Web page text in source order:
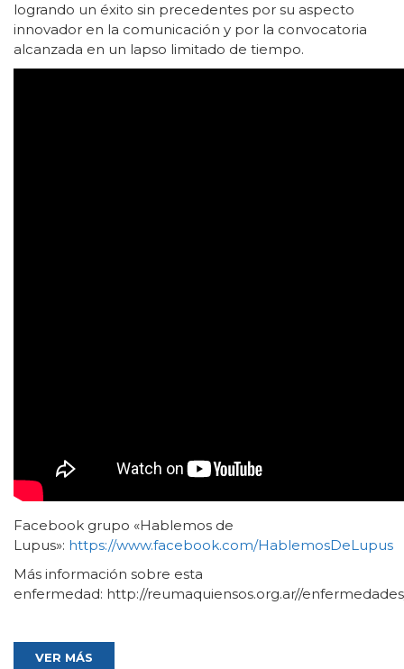
logrando un éxito sin precedentes por su aspecto
innovador en la comunicación y por la convocatoria
alcanzada en un lapso limitado de tiempo.
Facebook grupo «Hablemos de
Lupus»: https://www.facebook.com/HablemosDeLupus
Más información sobre esta
enfermedad: http://reumaquiensos.org.ar//
VER MÁS